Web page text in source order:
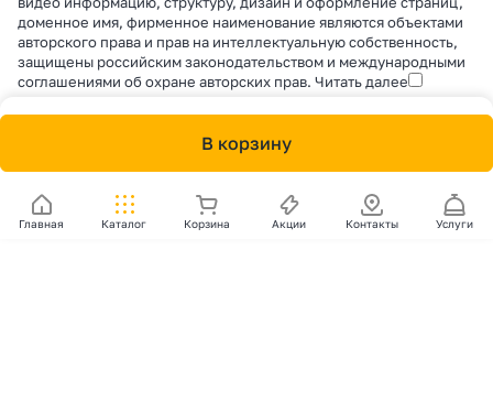
В корзину
Главная Каталог Корзина Акции Контакты Услуги
доменное имя, фирменное наименование являются объектами
авторского права и прав на интеллектуальную собственность,
защищены российским законодательством и международными
соглашениями об охране авторских прав. Читать далее